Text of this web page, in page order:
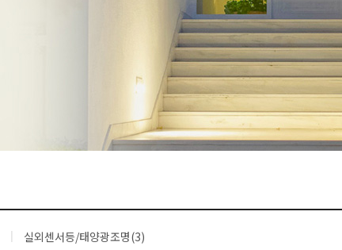
실외센서등/태양광조명(3)